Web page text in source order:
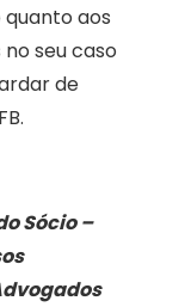
aos
seu caso
de
Sócio –